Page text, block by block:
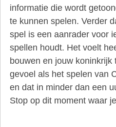
informatie die wordt
te kunnen spelen. Verder
spel is een aanrader voor
spellen houdt. Het voelt
bouwen en jouw
gevoel als het spelen van
en dat in minder dan een
Stop op dit moment waar